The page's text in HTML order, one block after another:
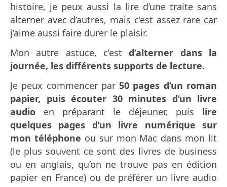
histoire, je peux aussi la lire d’une traite sans
alterner avec d’autres, mais c’est assez rare car
j’aime aussi faire durer le plaisir.
Mon autre astuce, c’estd’alterner dans la
journée, les différents supports de lecture.
Je peux commencer par 50 pages d’un roman
papier, puis écouter 30 minutes d’un livre
audio en préparant le déjeuner, puis lire
quelques pages d’un livre numérique sur
mon téléphone ou sur mon Mac dans mon lit
(le plus souvent ce sont des livres de business
ou en anglais, qu’on ne trouve pas en édition
papier en France) ou de préférer un livre audio